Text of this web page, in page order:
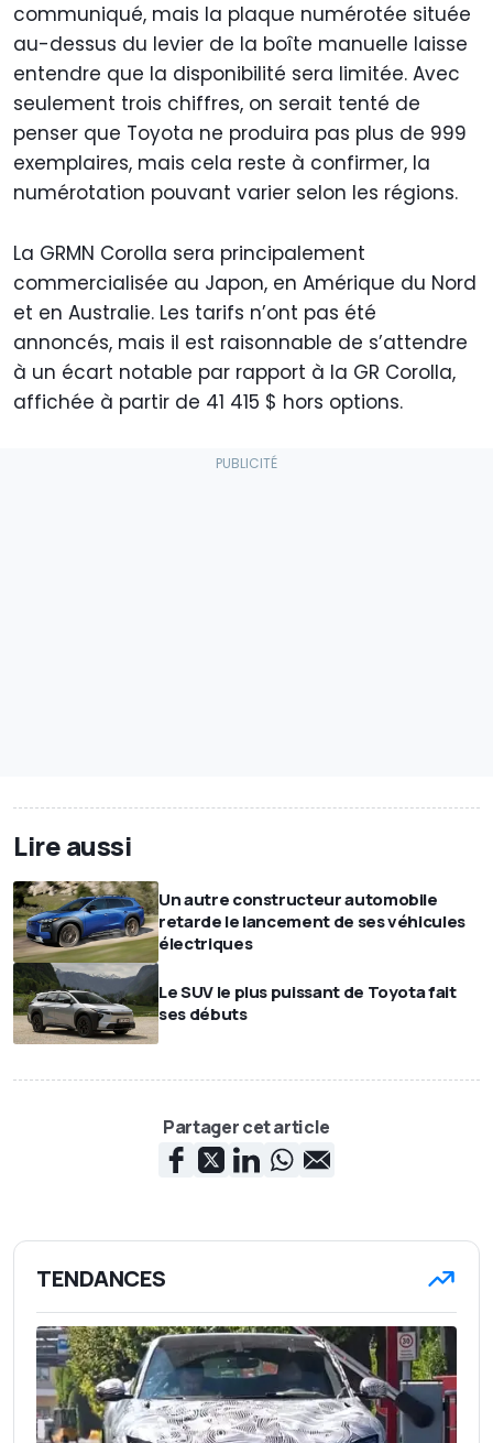
communiqué, mais la plaque numérotée située
au-dessus du levier de la boîte manuelle laisse
entendre que la disponibilité sera limitée. Avec
seulement trois chiffres, on serait tenté de
penser que Toyota ne produira pas plus de 999
exemplaires, mais cela reste à confirmer, la
numérotation pouvant varier selon les régions.
La GRMN Corolla sera principalement
commercialisée au Japon, en Amérique du Nord
et en Australie. Les tarifs n’ont pas été
annoncés, mais il est raisonnable de s’attendre
à un écart notable par rapport à la GR Corolla,
affichée à partir de 41 415 $ hors options.
Lire aussi
Un autre constructeur automobile
retarde le lancement de ses véhicules
électriques
Le SUV le plus puissant de Toyota fait
ses débuts
Partager cet article
TENDANCES